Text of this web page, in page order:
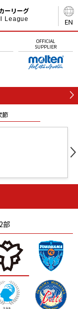
EN
ーリーグ
League
OFFICIAL
SUPPLIER
節
石人の星
愛媛Ｌ
部